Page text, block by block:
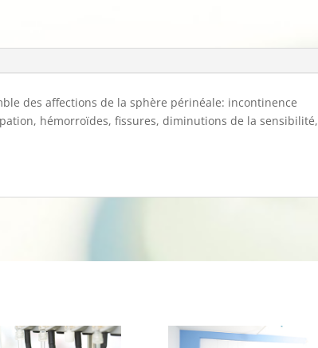
des affections de la sphère périnéale: incontinence
hémorroïdes, fissures, diminutions de la sensibilité,